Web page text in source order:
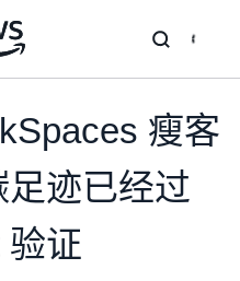
瘦客
迹已经过
验证